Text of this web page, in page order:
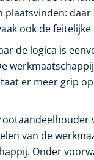
plaatsvinden:
ook de feitelijke
de logica is
er meer grip
van de
Onder